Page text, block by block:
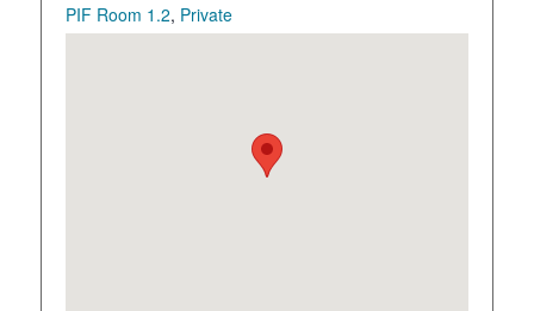
PIF Room 1.2, Private